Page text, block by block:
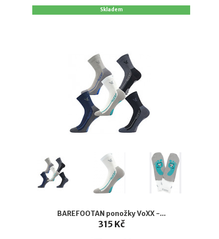
Skladem
BAREFOOTAN ponožky VoXX -...
315 Kč